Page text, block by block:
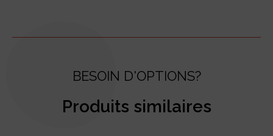
BESOIN D'OPTIONS?
Produits similaires